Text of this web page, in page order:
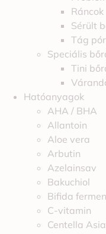
Ráncok
Sérült
Tág
Speciális
Tini
Hatóanyagok
AHA / BHA
Allantoin
Aloe vera
Arbutin
Azelainsav
Bakuchiol
Bifida
C-vitamin
Centella